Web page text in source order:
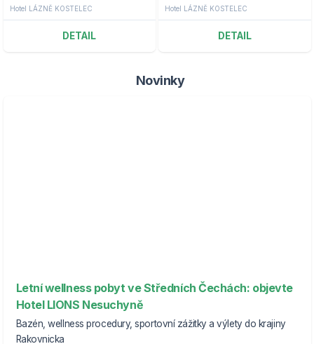
Kostelec.
Hotel LÁZNĚ KOSTELEC
DETAIL
Hotel LÁZNĚ KOSTELEC
DETAIL
Novinky
Letní wellness pobyt ve Středních Čechách: objevte
Hotel LIONS Nesuchyně
Bazén, wellness procedury, sportovní zážitky a výlety do krajiny
Rakovnicka